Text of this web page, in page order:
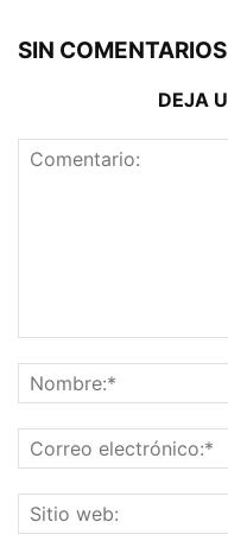
SIN COMENTARIOS
DEJA